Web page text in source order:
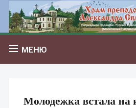
МЕНЮ
Молодежка встала на